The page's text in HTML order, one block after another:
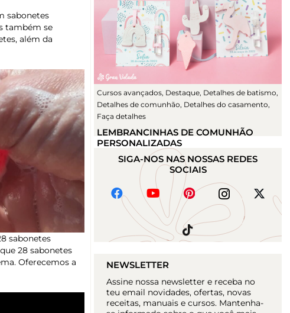
sabonetes
também se
além da
sabonetes
28 sabonetes
Oferecemos a
Cursos avançados, Destaque, Detalhes de batismo,
Detalhes de comunhão, Detalhes do casamento,
Faça detalhes
LEMBRANCINHAS DE COMUNHÃO
PERSONALIZADAS
SIGA-NOS NAS NOSSAS REDES
SOCIAIS
NEWSLETTER
Assine nossa newsletter e receba no
teu email novidades, ofertas, novas
receitas, manuais e cursos. Mantenha-